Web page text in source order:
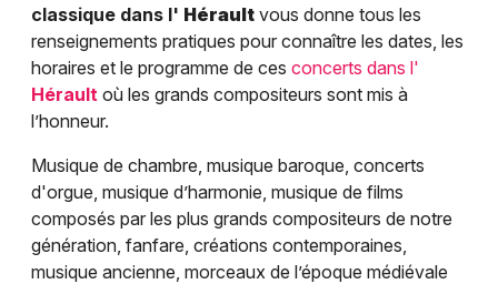
classique dans l' Hérault vous donne tous les
renseignements pratiques pour connaître les dates, les
horaires et le programme de ces concerts dans l'
Hérault où les grands compositeurs sont mis à
l’honneur.
Musique de chambre, musique baroque, concerts
d'orgue, musique d’harmonie, musique de films
composés par les plus grands compositeurs de notre
génération, fanfare, créations contemporaines,
musique ancienne, morceaux de l’époque médiévale